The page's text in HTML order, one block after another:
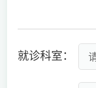
就诊科室：